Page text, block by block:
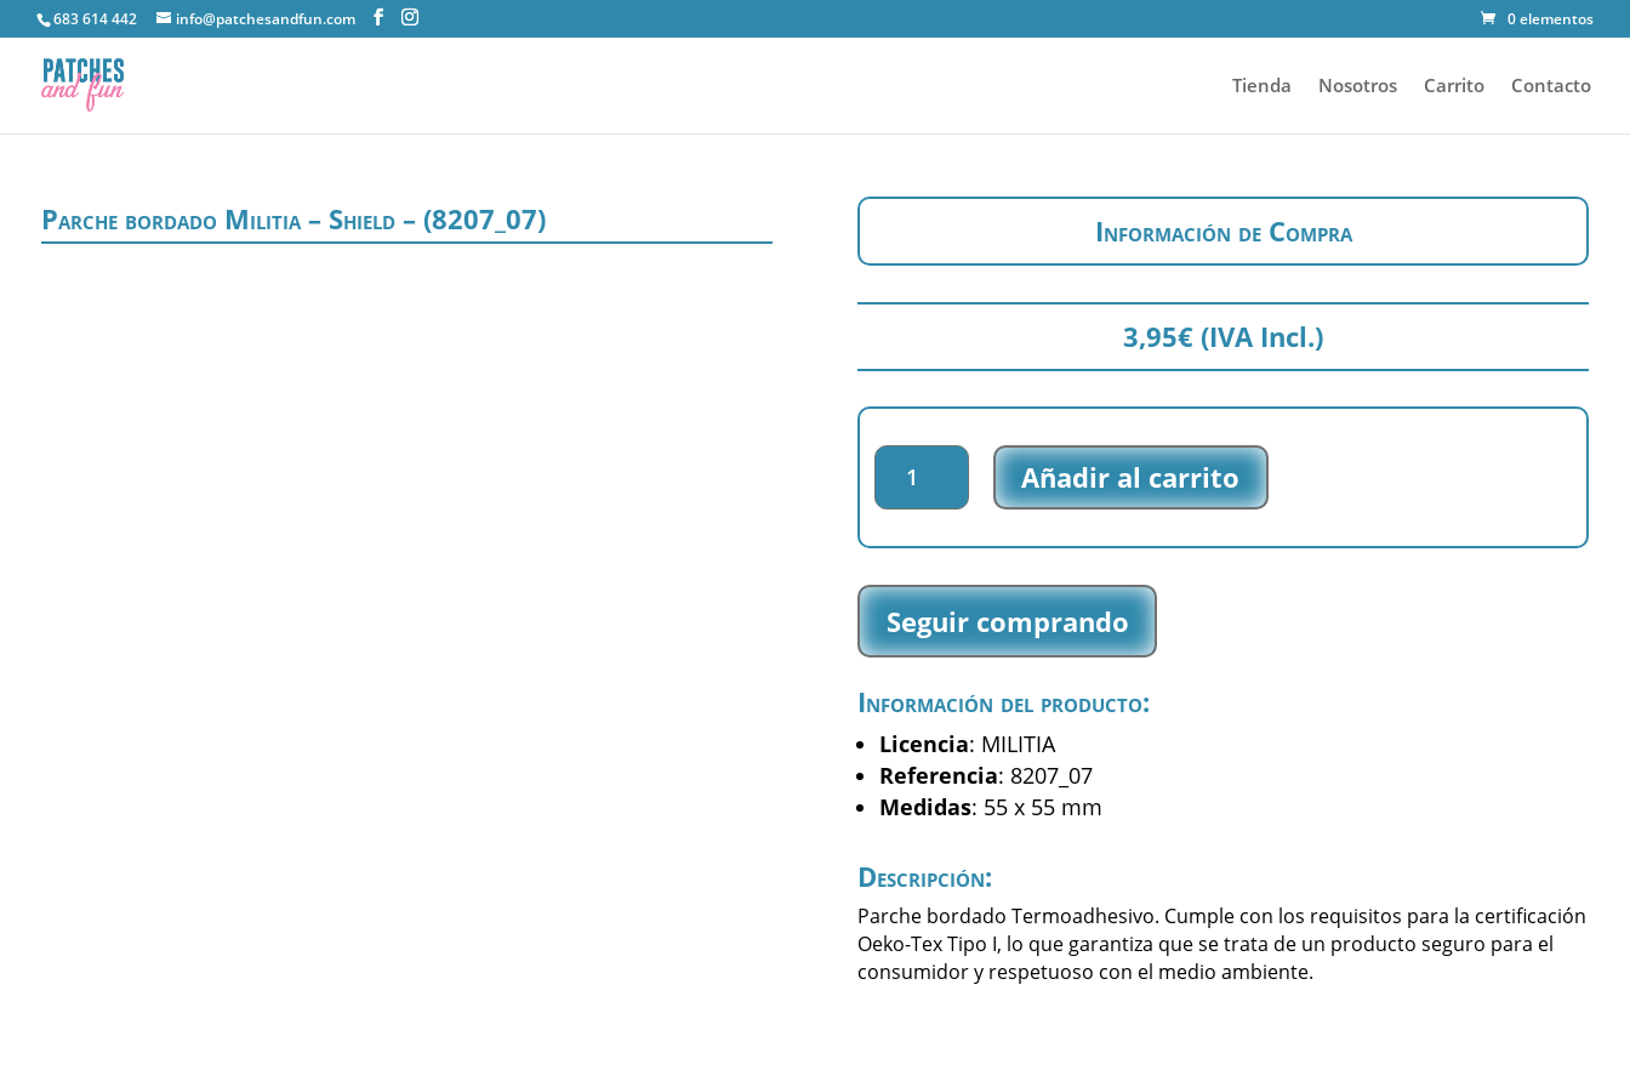
683 614 442 info@patchesandfun.com 0 elementos
Tienda Nosotros Carrito Contacto
Parche bordado Militia – Shield – (8207_07) Información de Compra
3,95€ (IVA Incl.)
Parche
bordado
Militia
-
-
(8207_07)
cantidad
Añadir al carrito
Seguir comprando
Información del producto:
Licencia: MILITIA
Referencia: 8207_07
Medidas: 55 x 55 mm
Descripción:
Parche bordado Termoadhesivo. Cumple con los requisitos para la certificación
Oeko-Tex Tipo I, lo que garantiza que se trata de un producto seguro para el
consumidor y respetuoso con el medio ambiente.